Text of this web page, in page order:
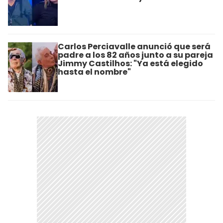
Carlos Perciavalle anunció que será
padre a los 82 años junto a su pareja
Jimmy Castilhos: "Ya está elegido
hasta el nombre"